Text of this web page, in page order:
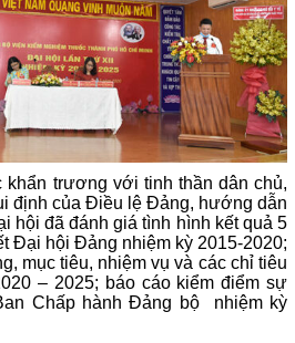
khẩn trương với tinh thần dân chủ,
định của Điều lệ Đảng, hướng dẫn
hội đã đánh giá tình hình kết quả 5
Đại hội Đảng nhiệm kỳ 2015-2020;
mục tiêu, nhiệm vụ và các chỉ tiêu
– 2025; báo cáo kiểm điểm sự
Chấp hành Đảng bộ nhiệm kỳ